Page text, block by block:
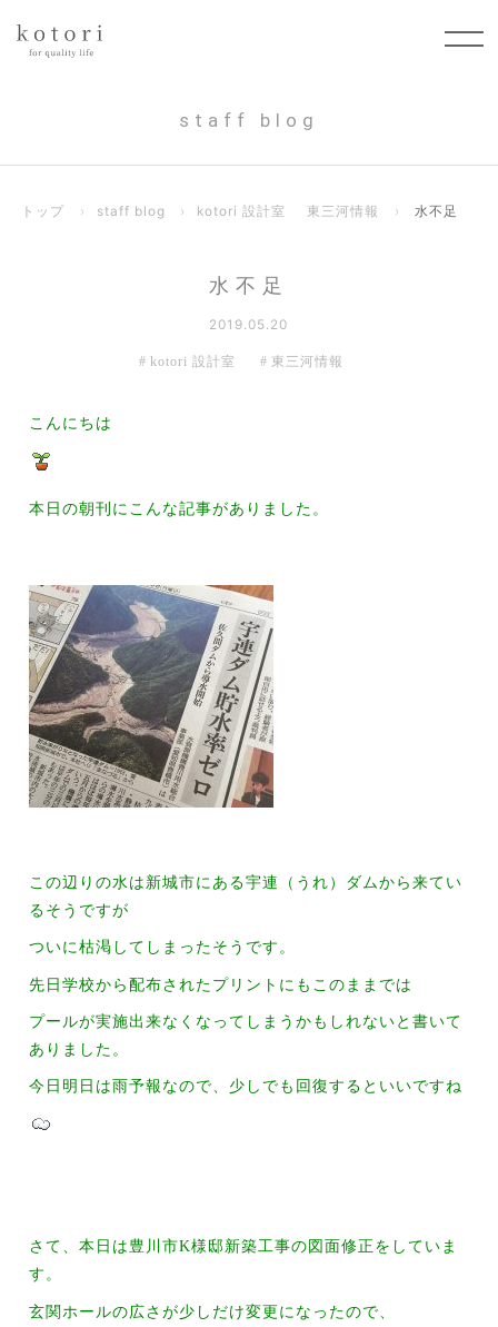
staff blog
トップ › staff blog › kotori 設計室 東三河情報 › 水不足
水不足
2019.05.20
kotori 設計室 東三河情報
こんにちは
本日の朝刊にこんな記事がありました。
この辺りの水は新城市にある宇連（うれ）ダムから来てい
るそうですが
ついに枯渇してしまったそうです。
先日学校から配布されたプリントにも このままでは
プールが実施出来なくなってしまうかもしれないと書いて
ありました。
今日明日は雨予報なので、少しでも回復するといいですね
さて、本日は豊川市K様邸新築工事の図面修正をしていま
す。
玄関ホールの広さが少しだけ変更になったので、